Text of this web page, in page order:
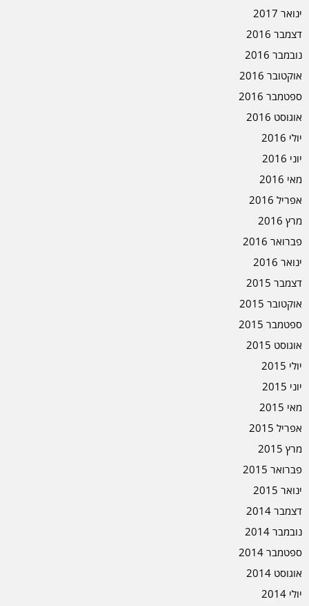
ינואר 2017
דצמבר 2016
נובמבר 2016
אוקטובר 2016
ספטמבר 2016
אוגוסט 2016
יולי 2016
יוני 2016
מאי 2016
אפריל 2016
מרץ 2016
פברואר 2016
ינואר 2016
דצמבר 2015
אוקטובר 2015
ספטמבר 2015
אוגוסט 2015
יולי 2015
יוני 2015
מאי 2015
אפריל 2015
מרץ 2015
פברואר 2015
ינואר 2015
דצמבר 2014
נובמבר 2014
ספטמבר 2014
אוגוסט 2014
יולי 2014